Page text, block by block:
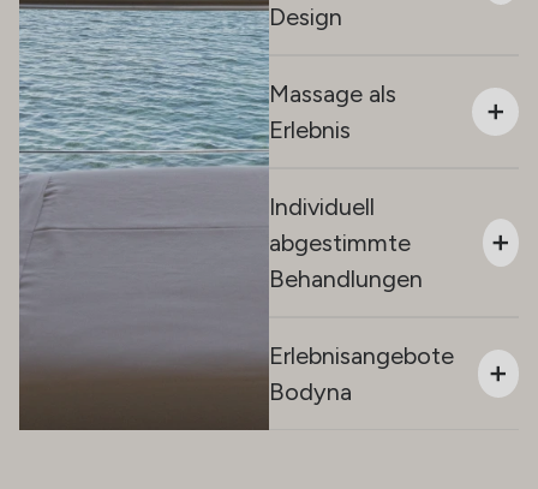
Design
Massage als
Erlebnis
Individuell
abgestimmte
Behandlungen
Erlebnisangebote
Bodyna